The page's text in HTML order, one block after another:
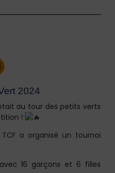
2024
au tour des petits verts
!
a organisé un tournoi
16 garçons et 6 filles